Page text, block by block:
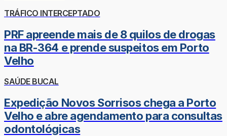
TRÁFICO INTERCEPTADO
PRF apreende mais de 8 quilos de drogas
na BR-364 e prende suspeitos em Porto
Velho
SAÚDE BUCAL
Expedição Novos Sorrisos chega a Porto
Velho e abre agendamento para consultas
odontológicas